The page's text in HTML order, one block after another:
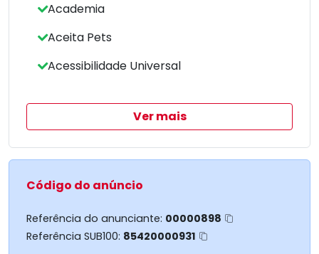
símbolo do Paraná, o empreendimento incorpora
conexão única entre o luxo urbano e a
Não perca a oportunidade de viver com
grupo de moradores que já descobriram o
privilégio de chamar o condomínio GREIN de lar.
Academia
Aceita Pets
Acessibilidade Universal
Ver mais
Código do anúncio
Referência do anunciante: 00000898
Referência SUB100: 85420000931